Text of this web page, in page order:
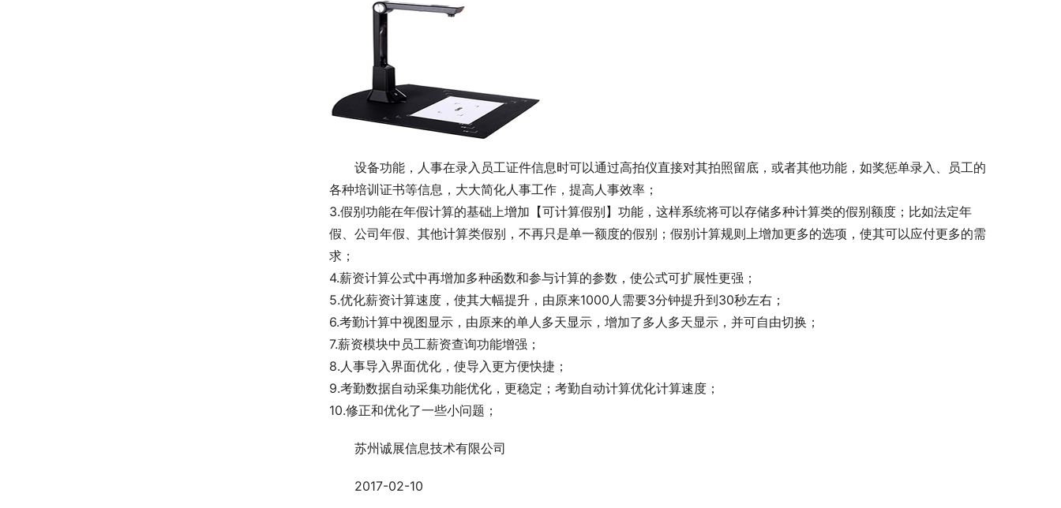
设备功能，人事在录入员工证件信息时可以通过高拍仪直接对其拍照留底，或者其他功能，如奖惩单录入、员工的
各种培训证书等信息，大大简化人事工作，提高人事效率；
3.假别功能在年假计算的基础上增加【可计算假别】功能，这样系统将可以存储多种计算类的假别额度；比如法定年
假、公司年假、其他计算类假别，不再只是单一额度的假别；假别计算规则上增加更多的选项，使其可以应付更多的需
求；
4.薪资计算公式中再增加多种函数和参与计算的参数，使公式可扩展性更强；
5.优化薪资计算速度，使其大幅提升，由原来1000人需要3分钟提升到30秒左右；
6.考勤计算中视图显示，由原来的单人多天显示，增加了多人多天显示，并可自由切换；
7.薪资模块中员工薪资查询功能增强；
8.人事导入界面优化，使导入更方便快捷；
9.考勤数据自动采集功能优化，更稳定；考勤自动计算优化计算速度；
10.修正和优化了一些小问题；
苏州诚展信息技术有限公司
2017-02-10